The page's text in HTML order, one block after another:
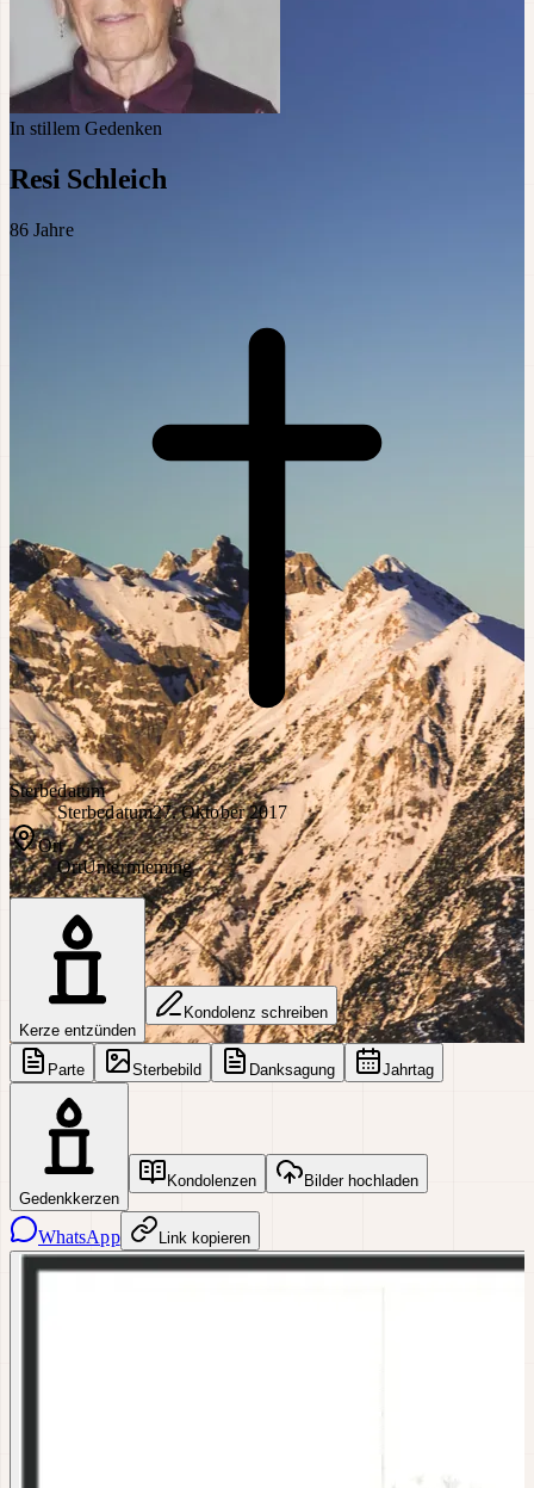
In stillem Gedenken
Resi Schleich
86 Jahre
Sterbedatum
Sterbedatum27. Oktober 2017
Ort
OrtUntermieming
Kerze entzünden
Kondolenz schreiben
Parte Sterbebild Danksagung Jahrtag
Gedenkkerzen
Kondolenzen Bilder hochladen
WhatsApp Link kopieren